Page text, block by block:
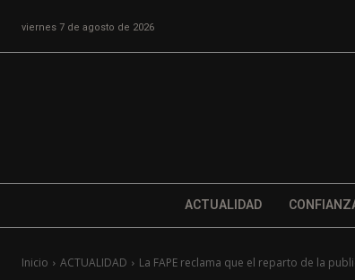
viernes 7 de agosto de 2026
ACTUALIDAD
Inicio ACTUALIDAD La FAPE reclama que el reparto de la